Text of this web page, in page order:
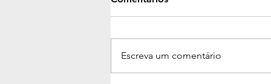
Escreva um comentário